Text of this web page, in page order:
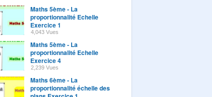
Maths 5ème - La
proportionnalité Echelle
Exercice 1
4,043 Vues
Maths 5ème - La
proportionnalité Echelle
Exercice 4
2,239 Vues
Maths 6ème - La
proportionnalité échelle des